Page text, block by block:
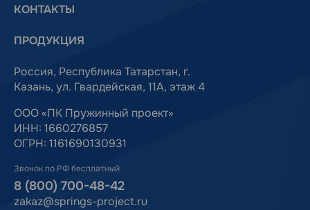
КОНТАКТЫ
ПРОДУКЦИЯ
Россия, Республика Татарстан, г.
Казань, ул. Гвардейская, 11А, этаж 4
ООО «ПК Пружинный проект»
ИНН: 1660276857
ОГРН: 1161690130931
Звонок по РФ бесплатный
8 (800) 700-48-42
zakaz@springs-project.ru